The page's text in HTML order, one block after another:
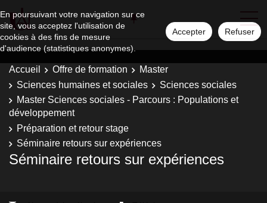
En poursuivant votre navigation sur ce
site, vous acceptez l'utilisation de
cookies à des fins de mesure
d'audience (statistiques anonymes).
Accepter Refuser
Accueil Offre de formation
Master
Sciences humaines et sociales
Sciences sociales
Master Sciences sociales - Parcours : Populations et
développement
Préparation et retour stage
Séminaire retours sur expériences
Séminaire retours sur expériences